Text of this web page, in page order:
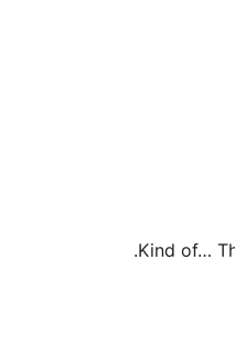
Kind of…